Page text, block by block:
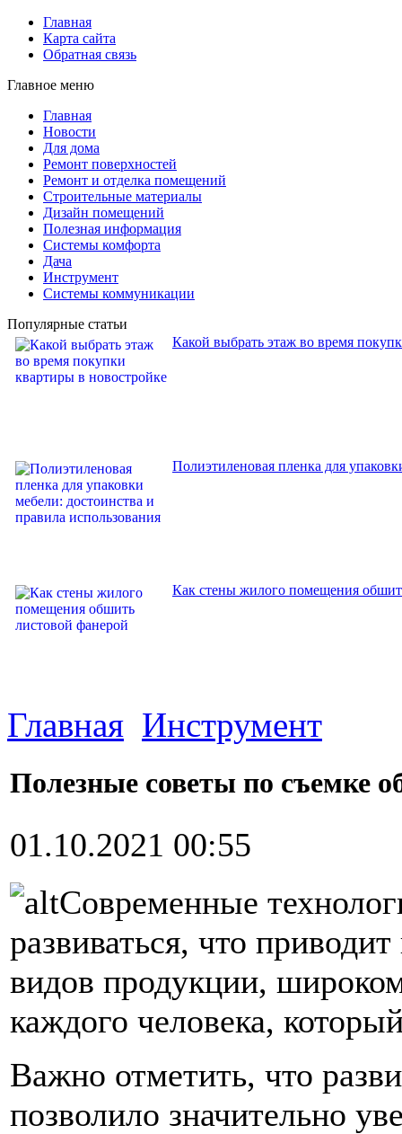
Главная
Карта сайта
Обратная связь
Главное меню
Главная
Новости
Для дома
Ремонт поверхностей
Ремонт и отделка помещений
Строительные материалы
Дизайн помещений
Полезная информация
Системы комфорта
Дача
Инструмент
Системы коммуникации
Популярные статьи
Какой выбрать этаж во время
Полиэтиленовая пленка для
Как стены жилого помещения
Главная Инструмент
Полезные советы по съемке
01.10.2021 00:55
Современные
развиваться, что
видов продукции,
каждого человека,
Важно отметить, что
позволило значительно